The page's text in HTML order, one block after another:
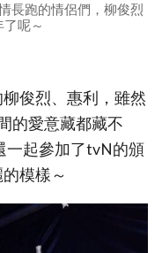
長跑的情侶們，柳俊烈
呢～
俊烈、惠利，雖然
的愛意藏都藏不
一起參加了tvN的頒
模樣～